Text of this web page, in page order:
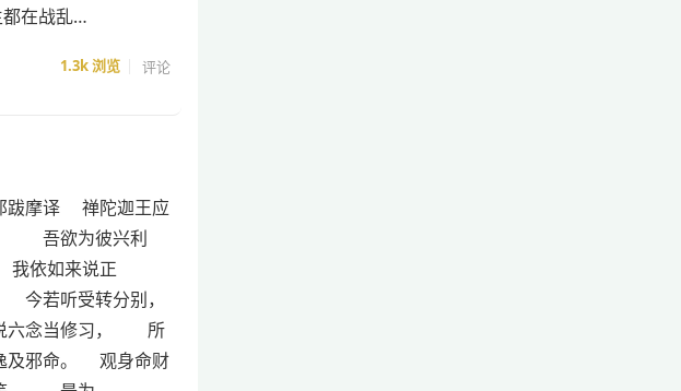
都在战乱…
1.3k浏览 评论
跋摩译 禅陀迦王应
吾欲为彼兴利
依如来说正
若听受转分别，
六念当修习， 所
邪命。 观身命财